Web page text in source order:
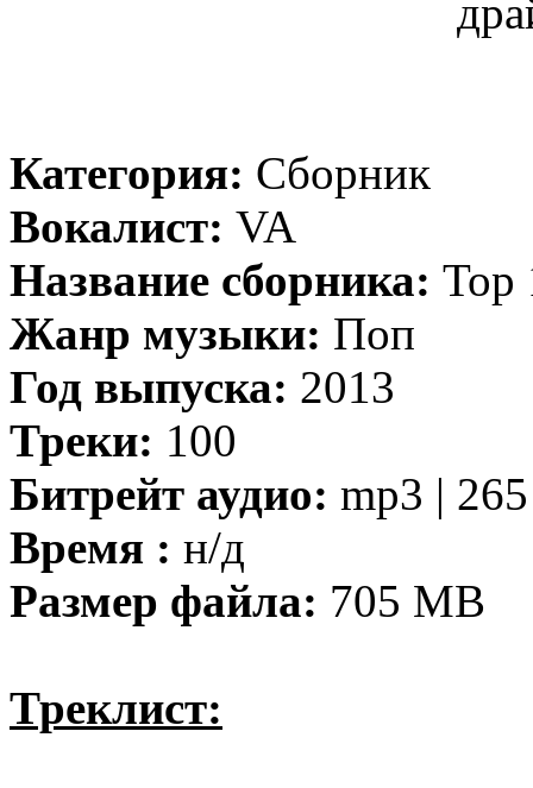
Категория: Сборник
Вокалист: VA
Название сборника: Top
Жанр музыки: Поп
Год выпуска: 2013
Треки: 100
Битрейт аудио: mp3 |
Время : н/д
Размер файла: 705 MB
Треклист: